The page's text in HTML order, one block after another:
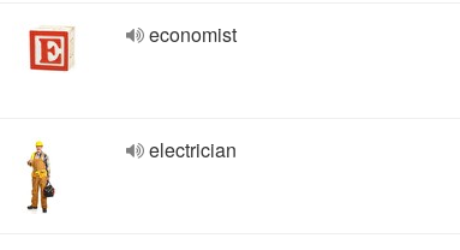
economist
electrician